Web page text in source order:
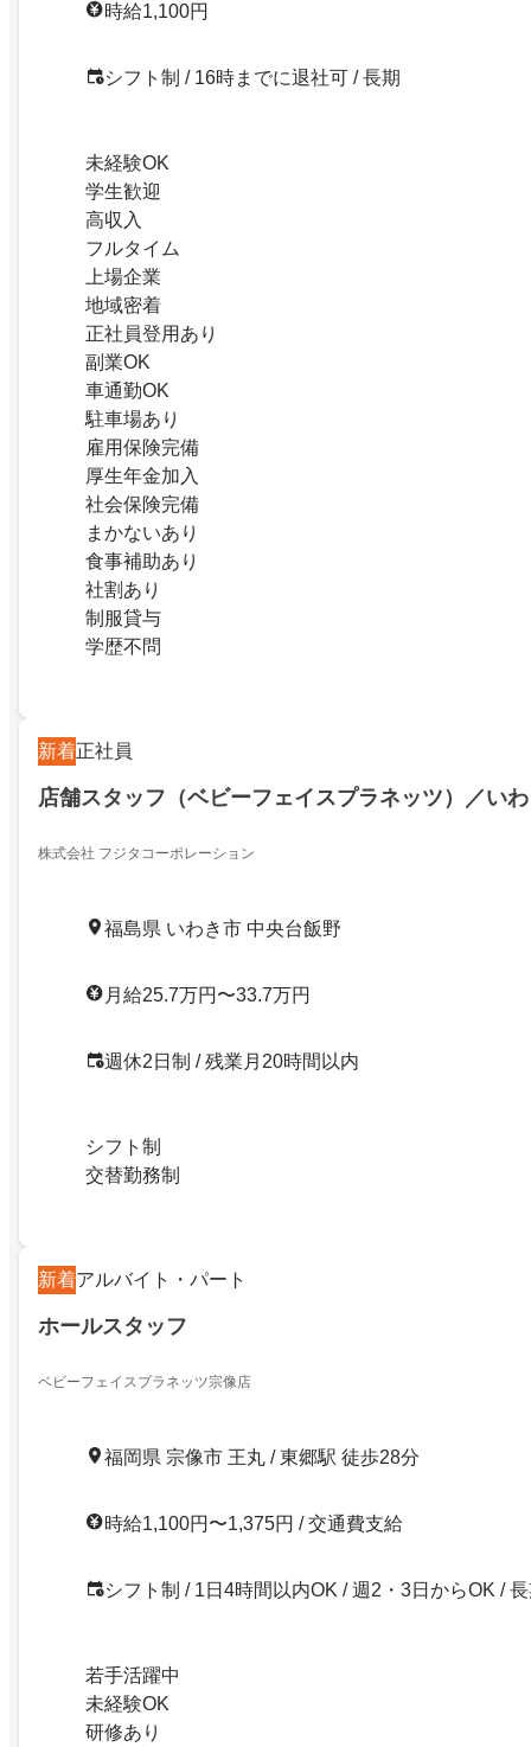
時給1,100円
シフト制 / 16時までに退社可 / 長期
未経験OK
学生歓迎
高収入
フルタイム
上場企業
地域密着
正社員登用あり
副業OK
車通勤OK
駐車場あり
雇用保険完備
厚生年金加入
社会保険完備
まかないあり
食事補助あり
社割あり
制服貸与
学歴不問
新着正社員
店舗スタッフ（ベビーフェイスプラネッツ）／い
株式会社 フジタコーポレーション
福島県 いわき市 中央台飯野
月給25.7万円〜33.7万円
週休2日制 / 残業月20時間以内
シフト制
交替勤務制
新着アルバイト・パート
ホールスタッフ
ベビーフェイスプラネッツ宗像店
福岡県 宗像市 王丸 / 東郷駅 徒歩28分
時給1,100円〜1,375円 / 交通費支給
シフト制 / 1日4時間以内OK / 週2・3日からOK /
若手活躍中
未経験OK
研修あり